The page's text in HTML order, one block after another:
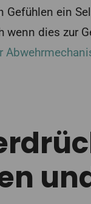
ein
wenn dies zur